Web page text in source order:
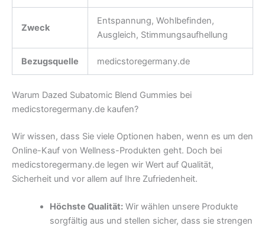
Zweck
Entspannung, Wohlbefinden,
Ausgleich, Stimmungsaufhellung
Bezugsquelle medicstoregermany.de
Warum Dazed Subatomic Blend Gummies bei
medicstoregermany.de kaufen?
Wir wissen, dass Sie viele Optionen haben, wenn es um den
Online-Kauf von Wellness-Produkten geht. Doch bei
medicstoregermany.de legen wir Wert auf Qualität,
Sicherheit und vor allem auf Ihre Zufriedenheit.
Höchste Qualität:Wir wählen unsere Produkte
sorgfältig aus und stellen sicher, dass sie strengen